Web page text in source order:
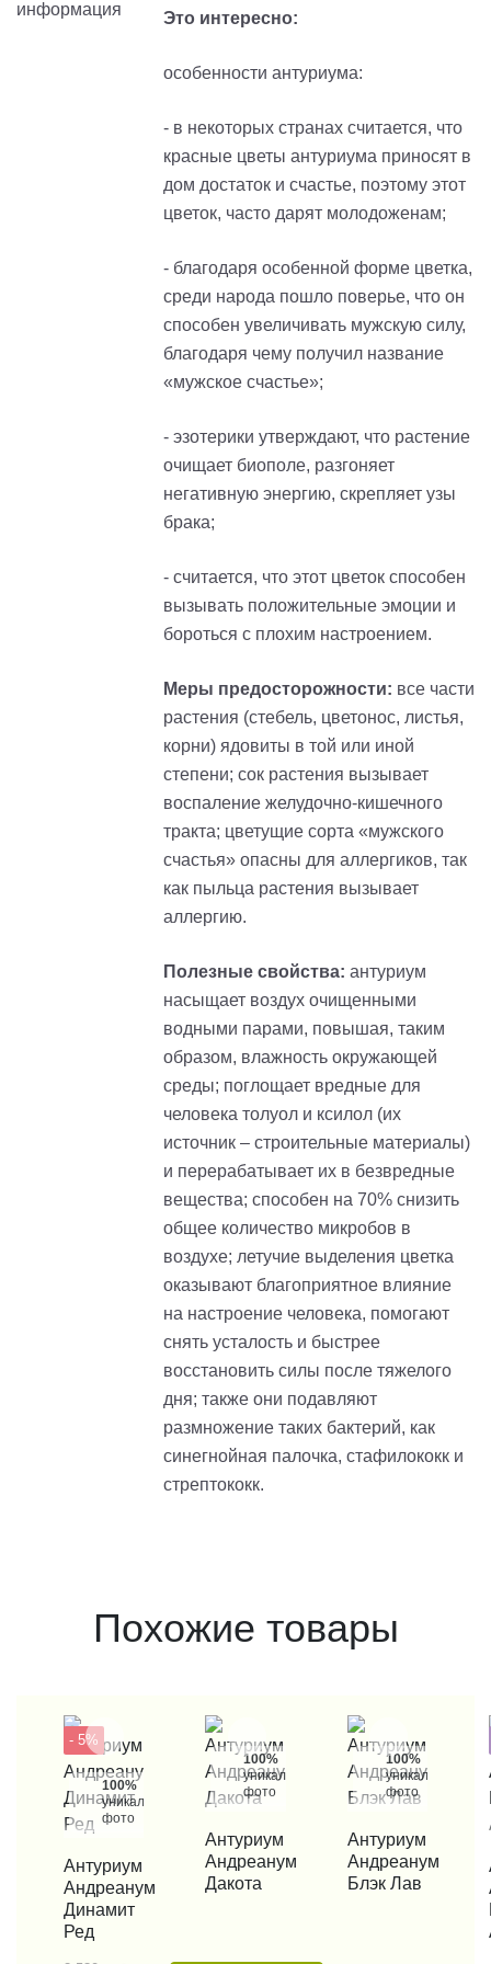
Это интересно:
особенности антуриума:
- в некоторых странах считается, что
красные цветы антуриума приносят в
дом достаток и счастье, поэтому этот
цветок, часто дарят молодоженам;
- благодаря особенной форме цветка,
среди народа пошло поверье, что он
способен увеличивать мужскую силу,
благодаря чему получил название
«мужское счастье»;
- эзотерики утверждают, что растение
очищает биополе, разгоняет
негативную энергию, скрепляет узы
брака;
- считается, что этот цветок способен
вызывать положительные эмоции и
бороться с плохим настроением.
Меры предосторожности: все части
растения (стебель, цветонос, листья,
корни) ядовиты в той или иной
степени; сок растения вызывает
воспаление желудочно-кишечного
тракта; цветущие сорта «мужского
счастья» опасны для аллергиков, так
как пыльца растения вызывает
аллергию.
Полезные свойства: антуриум
насыщает воздух очищенными
водными парами, повышая, таким
образом, влажность окружающей
среды; поглощает вредные для
человека толуол и ксилол (их
источник – строительные материалы)
и перерабатывает их в безвредные
вещества; способен на 70% снизить
общее количество микробов в
воздухе; летучие выделения цветка
оказывают благоприятное влияние
на настроение человека, помогают
снять усталость и быстрее
восстановить силы после тяжелого
дня; также они подавляют
размножение таких бактерий, как
синегнойная палочка, стафилококк и
стрептококк.
Похожие товары
- 5%
100%
уникальные
фото
КУПИТЬ В 1 КЛИК
Антуриум
Андреанум
Динамит
Ред
100%
уникальные
фото
КУПИТЬ В 1 КЛИК
Антуриум
Андреанум
Дакота
100%
уникальные
фото
КУПИТЬ В 1 КЛИК
Антуриум
Андреанум
Блэк Лав